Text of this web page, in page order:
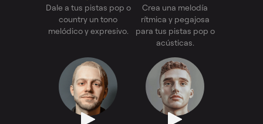
Dale a tus pistas pop o
country un tono
melódico y expresivo.
Crea una melodía
rítmica y pegajosa
para tus pistas pop o
acústicas.